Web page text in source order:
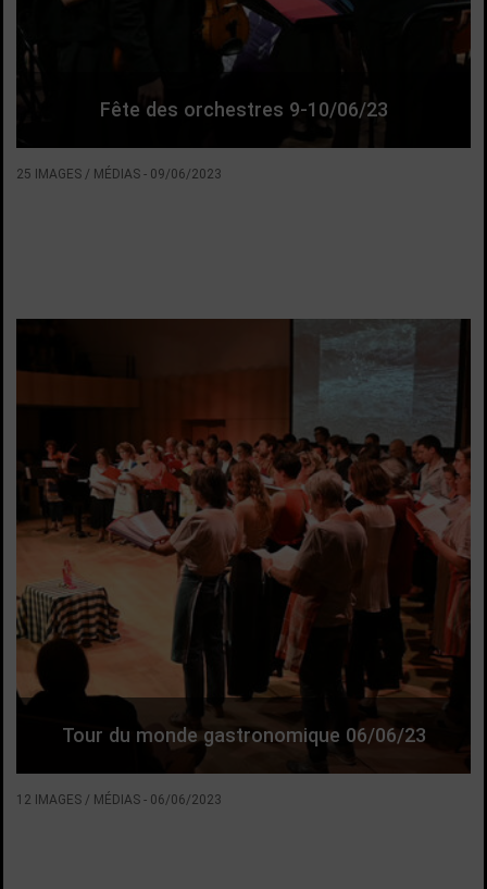
25 IMAGES / MÉDIAS - 09/06/2023
Fête des orchestres 9-10/06/23
12 IMAGES / MÉDIAS - 06/06/2023
Tour du monde gastronomique 06/06/23